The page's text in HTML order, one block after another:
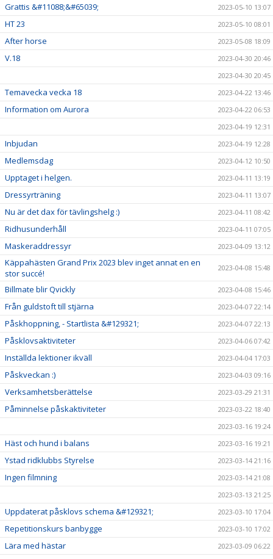
Grattis &#11088;&#65039; 2023-05-10 13:07
HT 23 2023-05-10 08:01
After horse 2023-05-08 18:09
V.18
2023-04-30 20:46
2023-04-30 20:45
Temavecka vecka 18 2023-04-22 13:46
Information om Aurora
2023-04-22 06:53
2023-04-19 12:31
Inbjudan 2023-04-19 12:28
Medlemsdag 2023-04-12 10:50
Upptaget i helgen. 2023-04-11 13:19
Dressyrträning 2023-04-11 13:07
Nu är det dax för tävlingshelg :) 2023-04-11 08:42
Ridhusunderhåll 2023-04-11 07:05
Maskeraddressyr 2023-04-09 13:12
Käppahästen Grand Prix 2023 blev inget annat en en
stor succé!
2023-04-08 15:48
Billmate blir Qvickly 2023-04-08 15:46
Från guldstoft till stjärna 2023-04-07 22:14
Påskhoppning, - Startlista &#129321; 2023-04-07 22:13
Påsklovsaktiviteter 2023-04-06 07:42
Inställda lektioner ikväll 2023-04-04 17:03
Påskveckan :) 2023-04-03 09:16
Verksamhetsberättelse 2023-03-29 21:31
Påminnelse påskaktiviteter
2023-03-22 18:40
2023-03-16 19:24
Häst och hund i balans 2023-03-16 19:21
Ystad ridklubbs Styrelse 2023-03-14 21:16
Ingen filmning
2023-03-14 21:08
2023-03-13 21:25
Uppdaterat påsklovs schema &#129321; 2023-03-10 17:04
Repetitionskurs banbygge 2023-03-10 17:02
Lära med hästar 2023-03-09 06:22